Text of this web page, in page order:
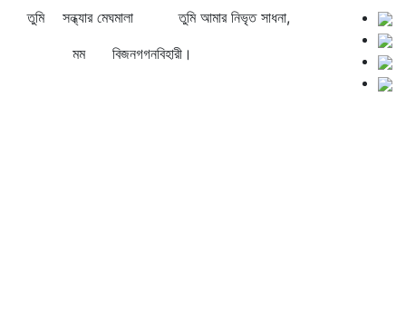
তুমি সন্ধ্যার মেঘমালা তুমি আমার নিভৃত সাধনা,
মম বিজনগগনবিহারী।